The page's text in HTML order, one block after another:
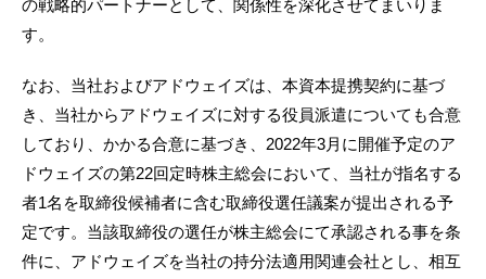
の戦略的パートナーとして、関係性を深化させてまいりま
す。
なお、当社およびアドウェイズは、本資本提携契約に基づ
き、当社からアドウェイズに対する役員派遣についても合意
しており、かかる合意に基づき、2022年3月に開催予定のア
ドウェイズの第22回定時株主総会において、当社が指名する
者1名を取締役候補者に含む取締役選任議案が提出される予
定です。当該取締役の選任が株主総会にて承認される事を条
件に、アドウェイズを当社の持分法適用関連会社とし、相互